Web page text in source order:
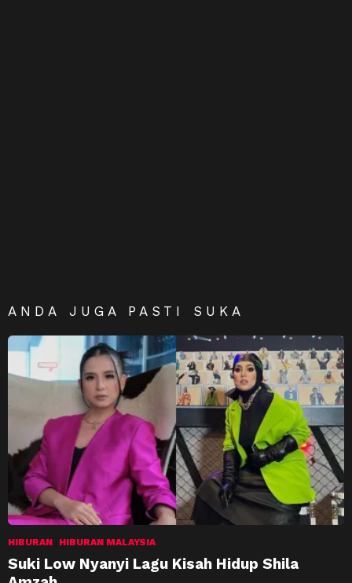
ANDA JUGA PASTI SUKA
HIBURAN HIBURAN MALAYSIA
Suki Low Nyanyi Lagu Kisah Hidup Shila